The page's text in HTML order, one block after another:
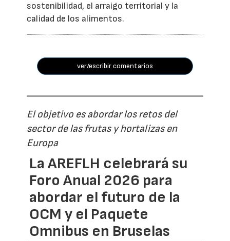
sostenibilidad, el arraigo territorial y la
calidad de los alimentos.
ver/escribir comentarios
El objetivo es abordar los retos del
sector de las frutas y hortalizas en
Europa
La AREFLH celebrará su
Foro Anual 2026 para
abordar el futuro de la
OCM y el Paquete
Omnibus en Bruselas